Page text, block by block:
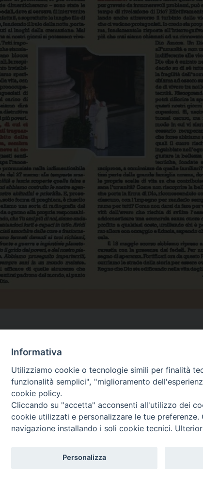
di
Monopoli
Informativa
Utilizziamo cookie o tecnologie simili per finalità
funzionalità semplici", "miglioramento
cookie policy.
Cliccando su "accetta" acconsenti all'utilizzo dei
cookie utilizzati e personalizzare le tue
navigazione installando i soli cookie tecnici.
Personalizza